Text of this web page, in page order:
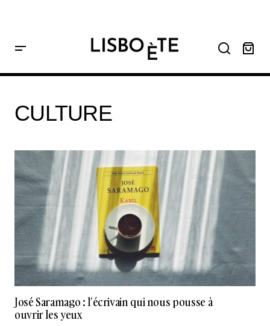
Home Culture
CULTURE
José Saramago : l’écrivain qui nous pousse à
ouvrir les yeux